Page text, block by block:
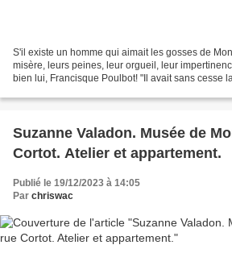
S'il existe un homme qui aimait les gosses de
misère, leurs peines, leur orgueil, leur
bien lui, Francisque Poulbot! "Il avait sans cesse
Suzanne Valadon. Musée de
Cortot. Atelier et appartement.
Publié le 19/12/2023 à 14:05
Par chriswac